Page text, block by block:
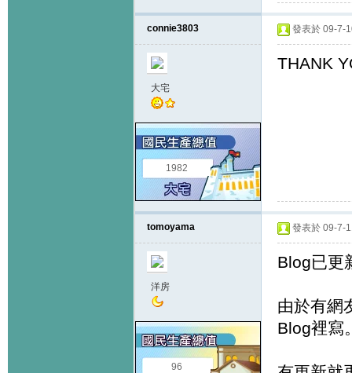
connie3803
大宅
1982
發表於 09-7-
THANK
tomoyama
洋房
96
發表於 09-7-
Blog已更
由於有網
Blog裡寫